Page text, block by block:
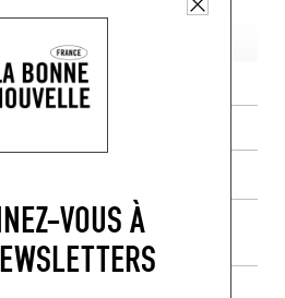
VOUS À